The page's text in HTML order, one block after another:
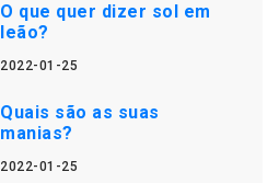
O que quer dizer sol em
leão?
2022-01-25
Quais são as suas
manias?
2022-01-25